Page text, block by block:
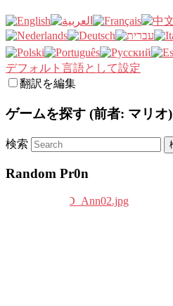
デフォルト言語として設定
翻訳を編集
ゲームを探す (前者: マリオ)
検索
Random Pr0n